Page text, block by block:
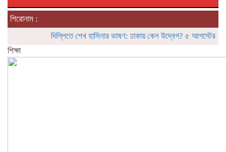
শিরোনাম :
দিল্লিতে শেখ হাসিনার ভাষণ: ঢাকায় কেন উদ্বেগ? ৫ আগস্টের
শিক্ষা